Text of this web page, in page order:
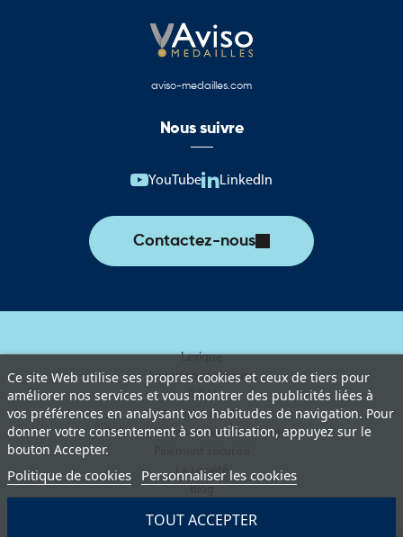
Ce site Web utilise ses propres cookies et ceux de tiers pour
améliorer nos services et vous montrer des publicités liées à
vos préférences en analysant vos habitudes de navigation. Pour
donner votre consentement à son utilisation, appuyez sur le
bouton Accepter.
Politique de cookies Personnaliser les cookies
TOUT ACCEPTER
aviso-medailles.com
Nous suivre
YouTube LinkedIn
Contactez-nous
Lexique
Livraison et retours
C.G.V
Mentions légales
Politique de protection des données
La société
Blog